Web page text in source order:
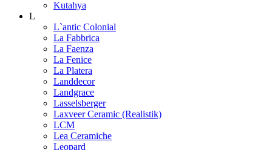
Kutahya
L
L`antic Colonial
La Fabbrica
La Faenza
La Fenice
La Platera
Landdecor
Landgrace
Lasselsberger
Laxveer Ceramic (Realistik)
LCM
Lea Ceramiche
Leopard